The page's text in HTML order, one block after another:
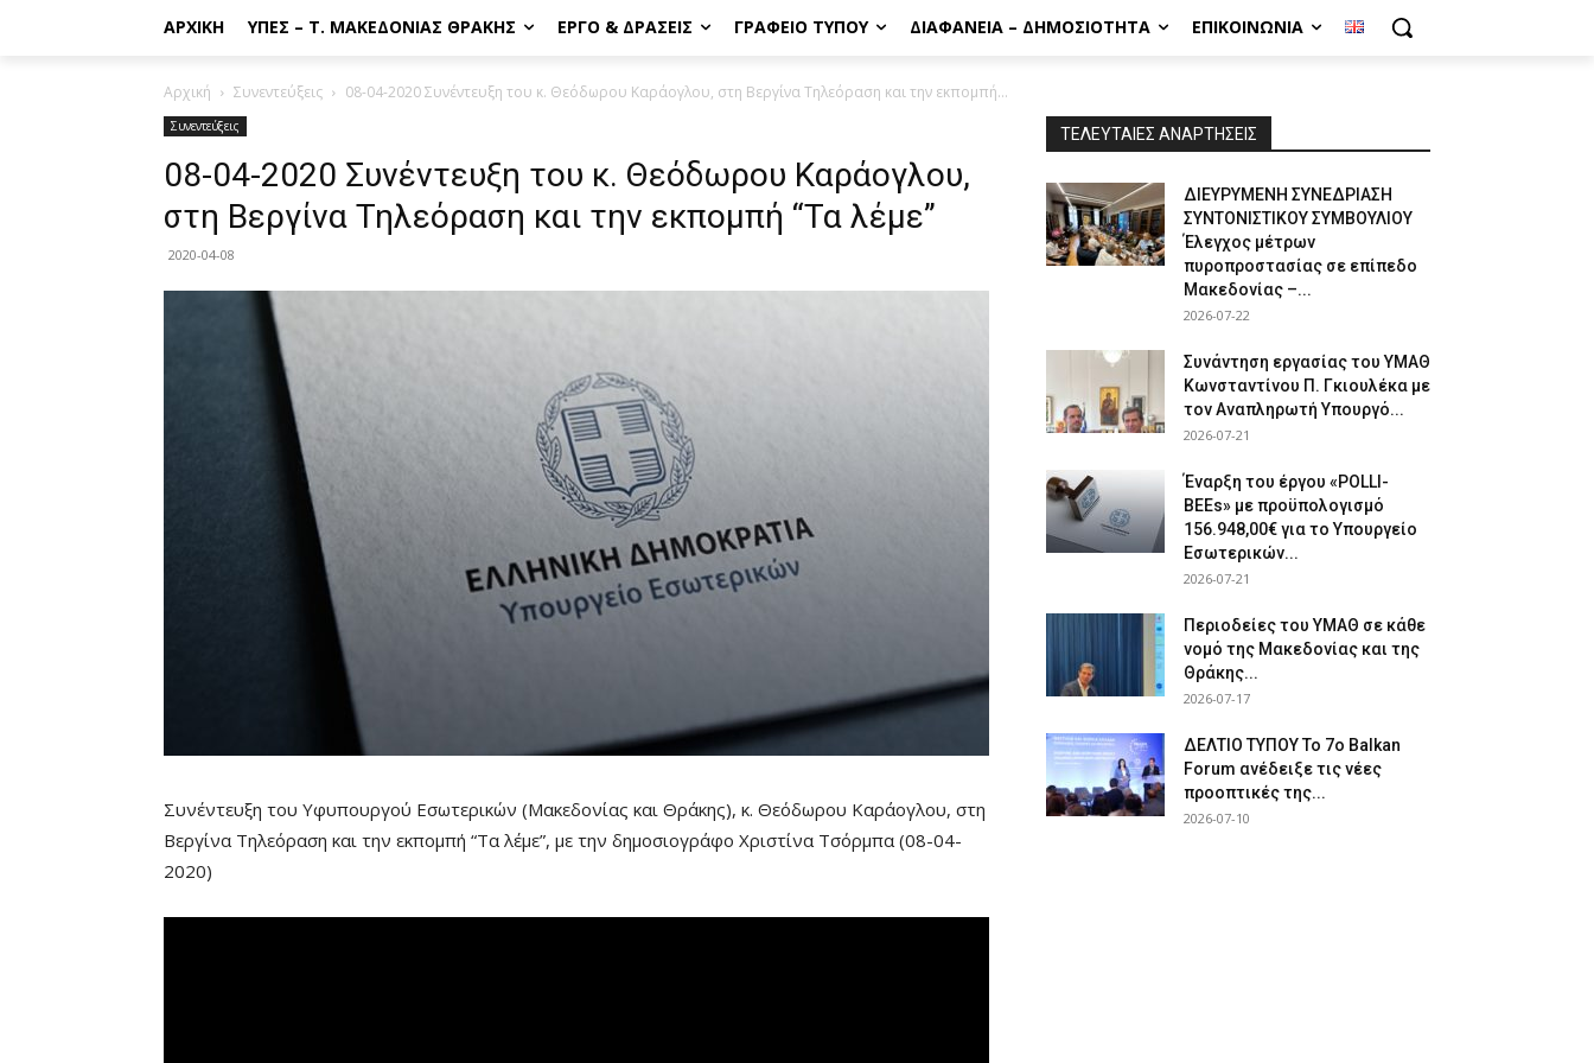
ΑΡΧΙΚΉ ΥΠΕΣ – Τ. ΜΑΚΕΔΟΝΊΑΣ ΘΡΆΚΗΣ ΈΡΓΟ & ΔΡΆΣΕΙΣ ΓΡΑΦΕΊΟ ΤΎΠΟΥ ΔΙΑΦΆΝΕΙΑ – ΔΗΜΟΣΙΌΤΗΤΑ ΕΠΙΚΟΙΝΩΝΊΑ
Αρχική Συνεντεύξεις 08-04-2020 Συνέντευξη του κ. Θεόδωρου Καράογλου, στη Βεργίνα Τηλεόραση και την εκπομπή...
Συνεντεύξεις
08-04-2020 Συνέντευξη του κ. Θεόδωρου Καράογλου,
στη Βεργίνα Τηλεόραση και την εκπομπή “Τα λέμε”
2020-04-08
Συνέντευξη του Υφυπουργού Εσωτερικών (Μακεδονίας και Θράκης), κ. Θεόδωρου Καράογλου, στη
Βεργίνα Τηλεόραση και την εκπομπή “Τα λέμε”, με την δημοσιογράφο Χριστίνα Τσόρμπα (08-04-
2020)
ΤΕΛΕΥΤΑΙΕΣ ΑΝΑΡΤΗΣΕΙΣ
ΔΙΕΥΡΥΜΕΝΗ ΣΥΝΕΔΡΙΑΣΗ
ΣΥΝΤΟΝΙΣΤΙΚΟΥ ΣΥΜΒΟΥΛΙΟΥ
Έλεγχος μέτρων
πυροπροστασίας σε επίπεδο
Μακεδονίας –...
2026-07-22
Συνάντηση εργασίας του ΥΜΑΘ
Κωνσταντίνου Π. Γκιουλέκα με
τον Αναπληρωτή Υπουργό...
2026-07-21
Έναρξη του έργου «POLLI-
BEEs» με προϋπολογισμό
156.948,00€ για το Υπουργείο
Εσωτερικών...
2026-07-21
Περιοδείες του ΥΜΑΘ σε κάθε
νομό της Μακεδονίας και της
Θράκης...
2026-07-17
ΔΕΛΤΙΟ ΤΥΠΟΥ Το 7ο Balkan
Forum ανέδειξε τις νέες
προοπτικές της...
2026-07-10